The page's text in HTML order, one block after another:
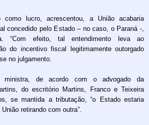
como lucro, acrescentou, a União acabaria
concedido pelo Estado – no caso, o Paraná -,
“Com efeito, tal entendimento leva ao
do incentivo fiscal legitimamente outorgado
no julgamento.
ministra, de acordo com o advogado da
do escritório Martins, Franco e Teixeira
se mantida a tributação, “o Estado estaria
retirando com outra”.